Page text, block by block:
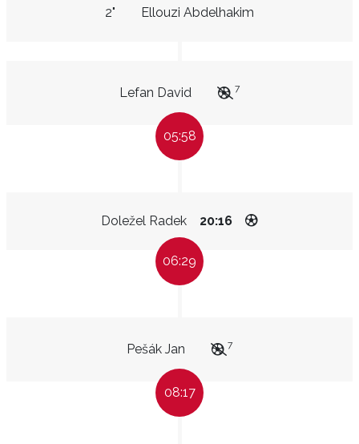
Ellouzi Abdelhakim
2"
Lefan David 7
05:58
Doležel Radek 20:16
06:29
Pešák Jan 7
08:17